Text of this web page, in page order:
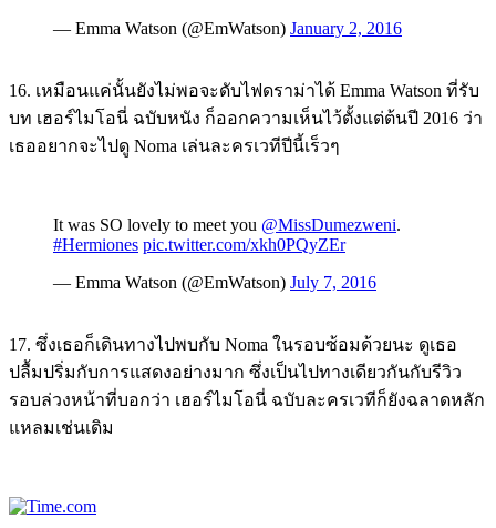
— Emma Watson (@EmWatson) January 2, 2016
16. เหมือนแค่นั้นยังไม่พอจะดับไฟดราม่าได้ Emma Watson ที่รับ
บท เฮอร์ไมโอนี่ ฉบับหนัง ก็ออกความเห็นไว้ตั้งแต่ต้นปี 2016 ว่า
เธออยากจะไปดู Noma เล่นละครเวทีปีนี้เร็วๆ
It was SO lovely to meet you @MissDumezweni.
#Hermiones pic.twitter.com/xkh0PQyZEr
— Emma Watson (@EmWatson) July 7, 2016
17. ซึ่งเธอก็เดินทางไปพบกับ Noma ในรอบซ้อมด้วยนะ ดูเธอ
ปลื้มปริ่มกับการแสดงอย่างมาก ซึ่งเป็นไปทางเดียวกันกับรีวิว
รอบล่วงหน้าที่บอกว่า เฮอร์ไมโอนี่ ฉบับละครเวทีก็ยังฉลาดหลัก
แหลมเช่นเดิม